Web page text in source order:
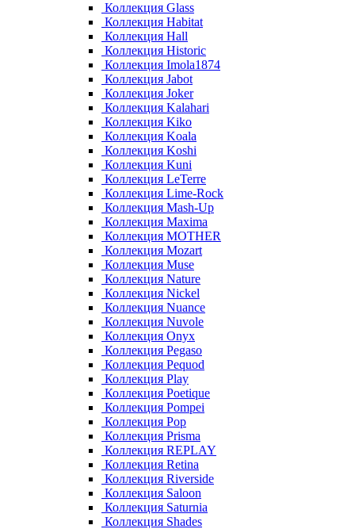
Коллекция Glass
Коллекция Habitat
Коллекция Hall
Коллекция Historic
Коллекция Imola1874
Коллекция Jabot
Коллекция Joker
Коллекция Kalahari
Коллекция Kiko
Коллекция Koala
Коллекция Koshi
Коллекция Kuni
Коллекция LeTerre
Коллекция Lime-Rock
Коллекция Mash-Up
Коллекция Maxima
Коллекция MOTHER
Коллекция Mozart
Коллекция Muse
Коллекция Nature
Коллекция Nickel
Коллекция Nuance
Коллекция Nuvole
Коллекция Onyx
Коллекция Pegaso
Коллекция Pequod
Коллекция Play
Коллекция Poetique
Коллекция Pompei
Коллекция Pop
Коллекция Prisma
Коллекция REPLAY
Коллекция Retina
Коллекция Riverside
Коллекция Saloon
Коллекция Saturnia
Коллекция Shades